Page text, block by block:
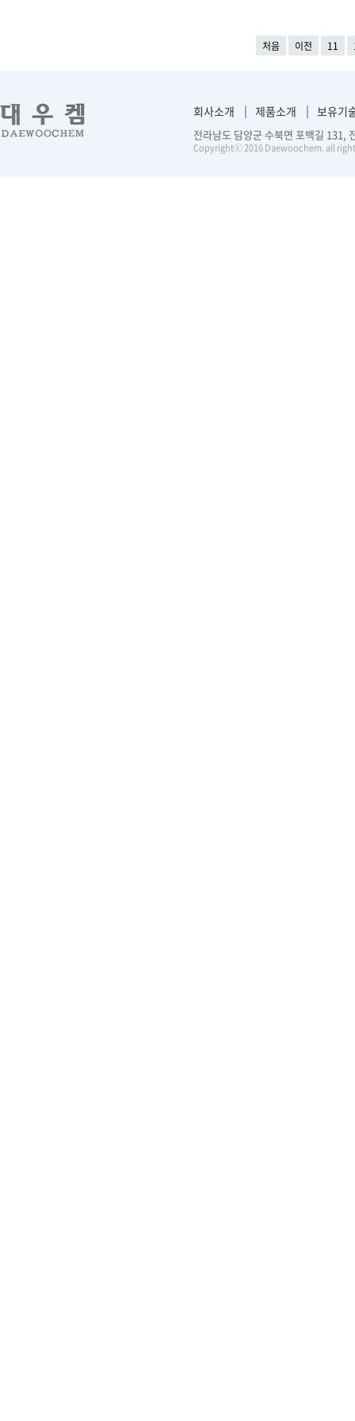
처음 이전 11
회사소개 제품소개 보유기
전라남도 담양군 수북면 포백길
Copyrightⓒ 2016 Daewoochem. all